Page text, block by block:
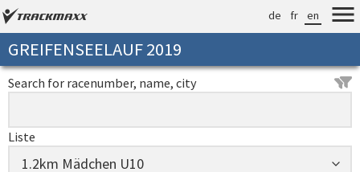
de fr en
GREIFENSEELAUF 2019
Search for racenumber, name, city
Liste